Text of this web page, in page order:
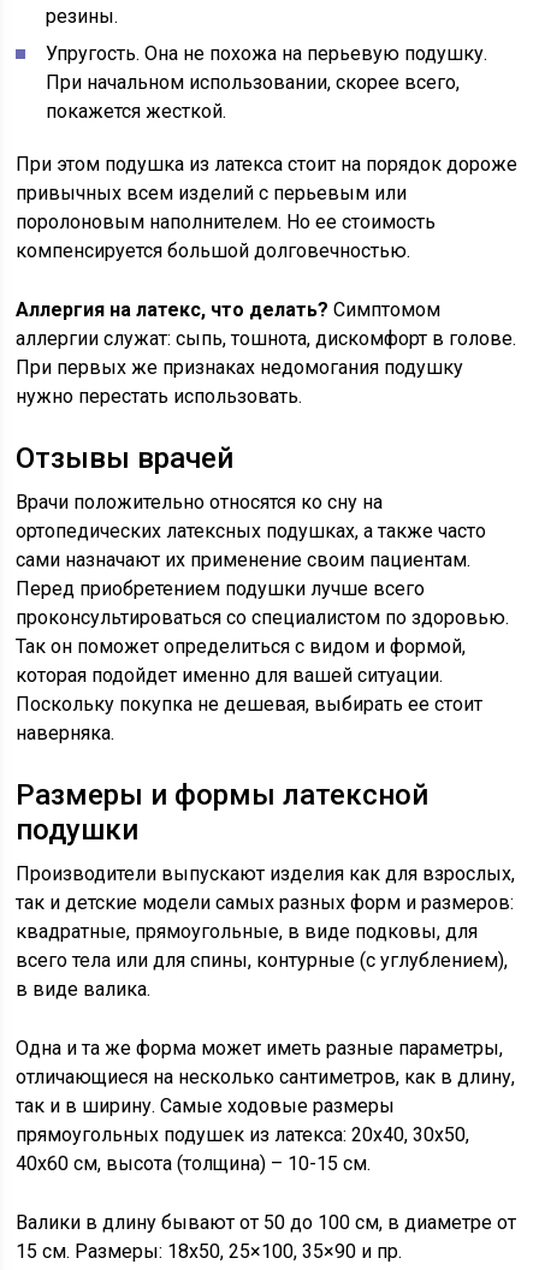
резины.
Упругость. Она не похожа на перьевую подушку.
При начальном использовании, скорее всего,
покажется жесткой.
При этом подушка из латекса стоит на порядок дороже
привычных всем изделий с перьевым или
поролоновым наполнителем. Но ее стоимость
компенсируется большой долговечностью.
Аллергия на латекс, что делать? Симптомом
аллергии служат: сыпь, тошнота, дискомфорт в голове.
При первых же признаках недомогания подушку
нужно перестать использовать.
Отзывы врачей
Врачи положительно относятся ко сну на
ортопедических латексных подушках, а также часто
сами назначают их применение своим пациентам.
Перед приобретением подушки лучше всего
проконсультироваться со специалистом по здоровью.
Так он поможет определиться с видом и формой,
которая подойдет именно для вашей ситуации.
Поскольку покупка не дешевая, выбирать ее стоит
наверняка.
Размеры и формы латексной
подушки
Производители выпускают изделия как для взрослых,
так и детские модели самых разных форм и размеров:
квадратные, прямоугольные, в виде подковы, для
всего тела или для спины, контурные (с углублением),
в виде валика.
Одна и та же форма может иметь разные параметры,
отличающиеся на несколько сантиметров, как в длину,
так и в ширину. Самые ходовые размеры
прямоугольных подушек из латекса: 20х40, 30х50,
40х60 см, высота (толщина) – 10-15 см.
Валики в длину бывают от 50 до 100 см, в диаметре от
15 см. Размеры: 18х50, 25×100, 35×90 и пр.